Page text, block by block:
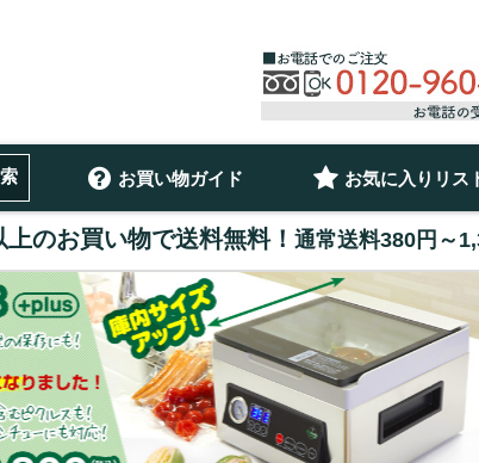
お買い物ガイド お気に入りリス
のお買い物で送料無料！ 通常送料380円～